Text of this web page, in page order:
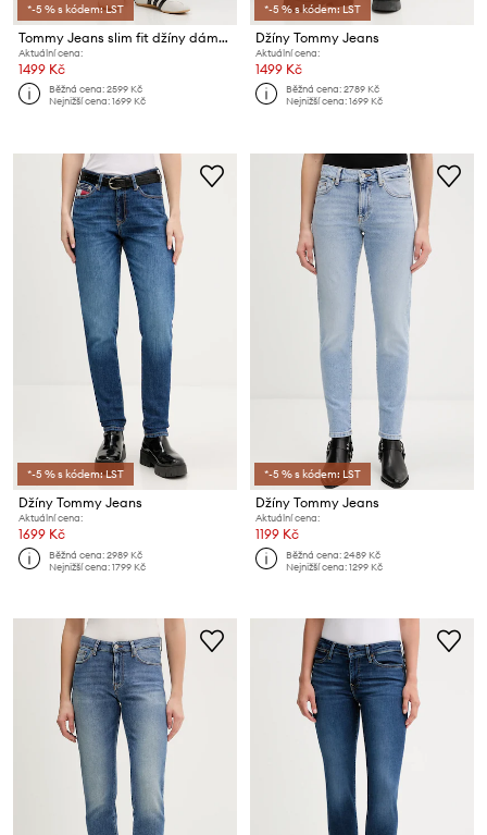
*-5 % s kódem: LST
Tommy Jeans slim fit džíny dámské
Aktuální cena:
1499 Kč
Běžná cena:2599 Kč
Nejnižší cena:1699 Kč
*-5 % s kódem: LST
Džíny Tommy Jeans
Aktuální cena:
1499 Kč
Běžná cena:2789 Kč
Nejnižší cena:1699 Kč
*-5 % s kódem: LST
Džíny Tommy Jeans
Aktuální cena:
1699 Kč
Běžná cena:2989 Kč
Nejnižší cena:1799 Kč
*-5 % s kódem: LST
Džíny Tommy Jeans
Aktuální cena:
1199 Kč
Běžná cena:2489 Kč
Nejnižší cena:1299 Kč